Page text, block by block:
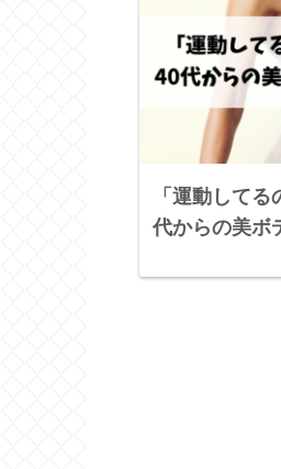
「運動して
代からの美ボ